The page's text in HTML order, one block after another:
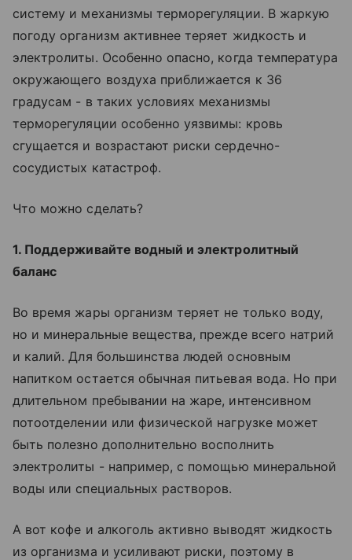
систему и механизмы терморегуляции. В жаркую
погоду организм активнее теряет жидкость и
электролиты. Особенно опасно, когда температура
окружающего воздуха приближается к 36
градусам - в таких условиях механизмы
терморегуляции особенно уязвимы: кровь
сгущается и возрастают риски сердечно-
сосудистых катастроф.
Что можно сделать?
1. Поддерживайте водный и электролитный
баланс
Во время жары организм теряет не только воду,
но и минеральные вещества, прежде всего натрий
и калий. Для большинства людей основным
напитком остается обычная питьевая вода. Но при
длительном пребывании на жаре, интенсивном
потоотделении или физической нагрузке может
быть полезно дополнительно восполнить
электролиты - например, с помощью минеральной
воды или специальных растворов.
А вот кофе и алкоголь активно выводят жидкость
из организма и усиливают риски, поэтому в